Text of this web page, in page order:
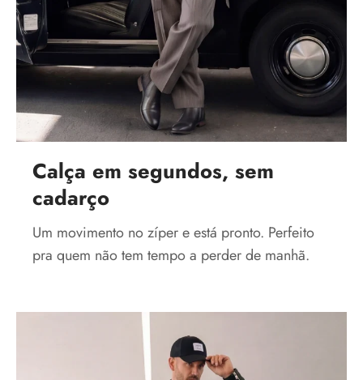
Calça em segundos, sem
cadarço
Um movimento no zíper e está pronto. Perfeito
pra quem não tem tempo a perder de manhã.